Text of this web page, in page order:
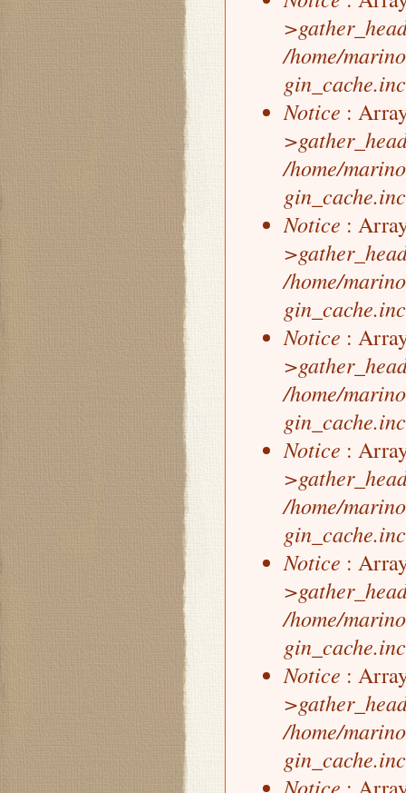
/home/
gin_cache.inc
Notice :
/home/
gin_cache.inc
Notice :
/home/
gin_cache.inc
Notice :
/home/
gin_cache.inc
Notice :
/home/
gin_cache.inc
Notice :
/home/
gin_cache.inc
Notice :
/home/
gin_cache.inc
Notice